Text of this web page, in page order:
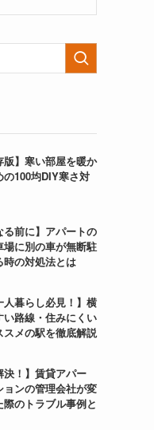
版】寒い部屋を暖か
の100均DIY寒さ対
る前に】アパートの
場に別の車が無断駐
時の対処法とは
人暮らし必見！】横
い路線・住みにくい
スメの駅を徹底解説
決！】賃貸アパー
ョンの管理会社が変
のトラブル事例と